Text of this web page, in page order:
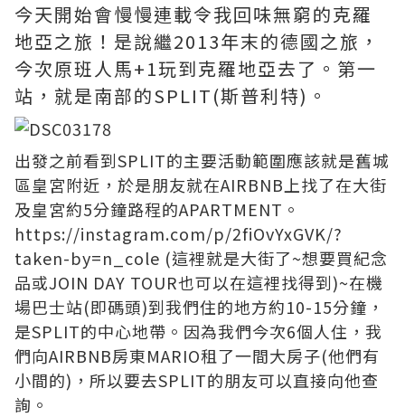
今天開始會慢慢連載令我回味無窮的克羅
地亞之旅！是說繼2013年末的德國之旅，
今次原班人馬+1玩到克羅地亞去了。第一
站，就是南部的SPLIT(斯普利特)。
出發之前看到SPLIT的主要活動範圍應該就是舊城
區皇宮附近，於是朋友就在AIRBNB上找了在大街
及皇宮約5分鐘路程的APARTMENT。
https://instagram.com/p/2fiOvYxGVK/?
taken-by=n_cole (這裡就是大街了~想要買紀念
品或JOIN DAY TOUR也可以在這裡找得到)~在機
場巴士站(即碼頭)到我們住的地方約10-15分鐘，
是SPLIT的中心地帶。因為我們今次6個人住，我
們向AIRBNB房東MARIO租了一間大房子(他們有
小間的)，所以要去SPLIT的朋友可以直接向他查
詢。